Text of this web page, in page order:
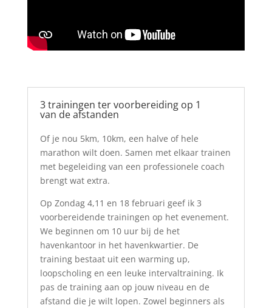
3 trainingen ter voorbereiding op 1
van de afstanden
Of je nou 5km, 10km, een halve of hele
marathon wilt doen. Samen met elkaar trainen
met begeleiding van een professionele coach
brengt wat extra.
Op Zondag 4,11 en 18 februari geef ik 3
voorbereidende trainingen op het evenement.
We beginnen om 10 uur bij de het
havenkantoor in het havenkwartier. De
training bestaat uit een warming up,
loopscholing en een leuke intervaltraining. Ik
pas de training aan op jouw niveau en de
afstand die je wilt lopen. Zowel beginners als